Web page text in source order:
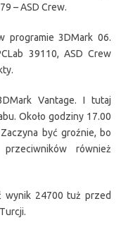
– ASD Crew.
programie 3DMark 06.
39110, ASD Crew
Vantage. I tutaj
Około godziny 17.00
być groźnie, bo
również
wynik 24700 tuż przed